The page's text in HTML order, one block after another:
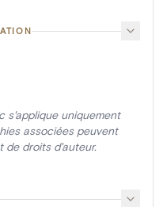
s'applique uniquement
associées peuvent
de droits d'auteur.